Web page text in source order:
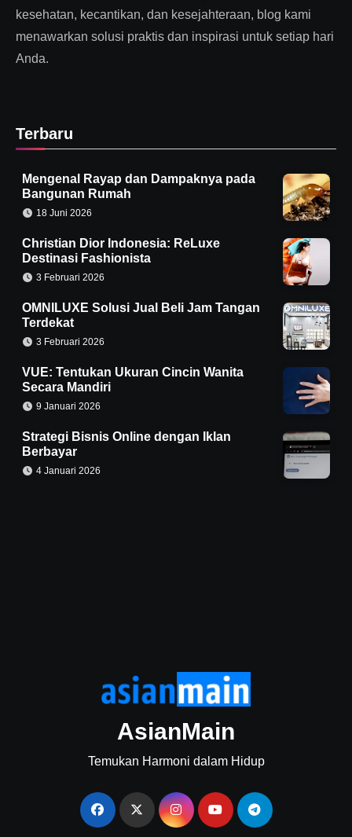
kesehatan, kecantikan, dan kesejahteraan, blog kami
menawarkan solusi praktis dan inspirasi untuk setiap hari
Anda.
Terbaru
Mengenal Rayap dan Dampaknya pada
Bangunan Rumah
18 Juni 2026
Christian Dior Indonesia: ReLuxe
Destinasi Fashionista
3 Februari 2026
OMNILUXE Solusi Jual Beli Jam Tangan
Terdekat
3 Februari 2026
VUE: Tentukan Ukuran Cincin Wanita
Secara Mandiri
9 Januari 2026
Strategi Bisnis Online dengan Iklan
Berbayar
4 Januari 2026
AsianMain
Temukan Harmoni dalam Hidup